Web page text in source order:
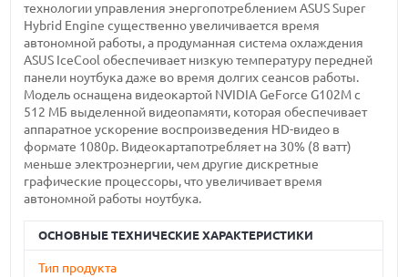
технологии управления энергопотреблением ASUS Super
Hybrid Engine существенно увеличивается время
автономной работы, а продуманная система охлаждения
ASUS IceCool обеспечивает низкую температуру передней
панели ноутбука даже во время долгих сеансов работы.
Модель оснащена видеокартой NVIDIA GeForce G102M с
512 МБ выделенной видеопамяти, которая обеспечивает
аппаратное ускорение воспроизведения HD-видео в
формате 1080p. Видеокартапотребляет на 30% (8 ватт)
меньше электроэнергии, чем другие дискретные
графические процессоры, что увеличивает время
автономной работы ноутбука.
ОСНОВНЫЕ ТЕХНИЧЕСКИЕ ХАРАКТЕРИСТИКИ
Тип продукта